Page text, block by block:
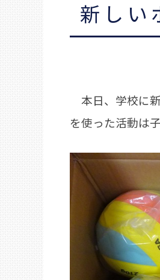
新しい
本日、学校に
を使った活動は